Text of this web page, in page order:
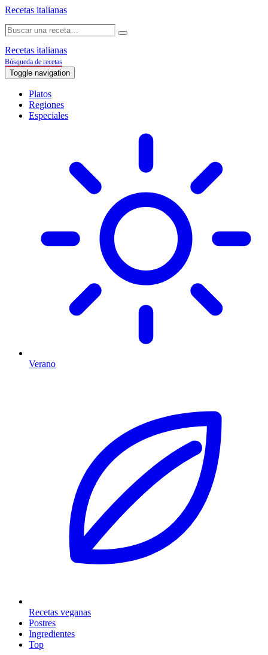
Recetas italianas
Recetas italianas
Búsqueda de recetas
Toggle navigation
Platos
Regiones
Especiales
Verano
Recetas veganas
Postres
Ingredientes
Top